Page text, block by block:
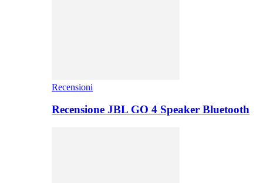
Recensioni
Recensione JBL GO 4 Speaker Bluetooth